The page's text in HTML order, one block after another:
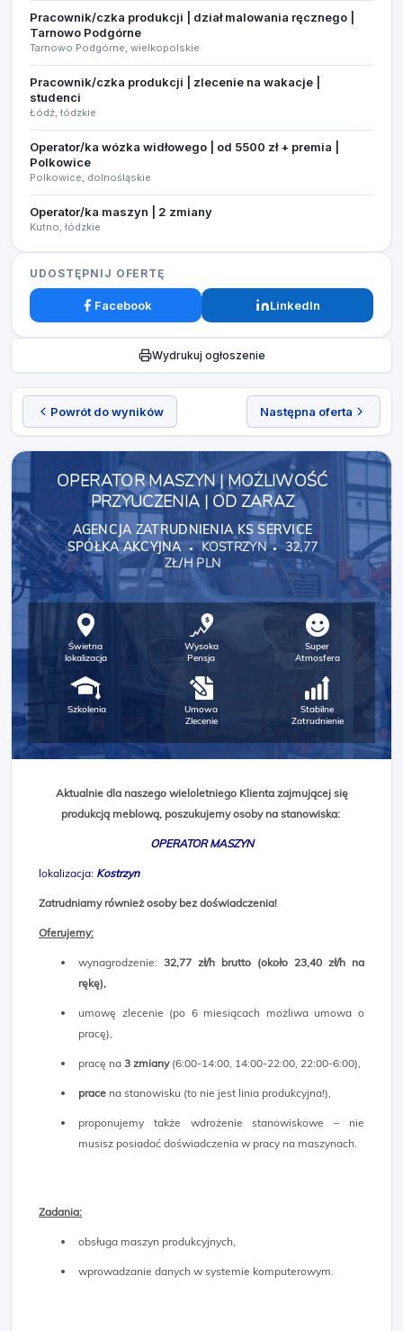
Powrót do wyników Następna oferta
OPERATOR MASZYN | MOŻLIWOŚĆ
PRZYUCZENIA | OD ZARAZ
AGENCJA ZATRUDNIENIA KS SERVICE
SPÓŁKA AKCYJNA
KOSTRZYN
32,77
ZŁ/H PLN
Świetna
lokalizacja
Wysoka
Pensja
Super
Atmosfera
Szkolenia
Umowa
Zlecenie
Stabilne
Zatrudnienie
Aktualnie dla naszego wieloletniego Klienta zajmującej się
produkcją meblową, poszukujemy osoby na stanowiska:
OPERATOR MASZYN
lokalizacja: Kostrzyn
Zatrudniamy również osoby bez doświadczenia!
Oferujemy:
wynagrodzenie: 32,77 zł/h brutto (około 23,40 zł/h na
rękę),
umowę zlecenie (po 6 miesiącach możliwa umowa o
pracę),
pracę na 3 zmiany(6:00-14:00, 14:00-22:00, 22:00-6:00),
prace na stanowisku (to nie jest linia produkcyjna!),
proponujemy także wdrożenie stanowiskowe – nie
musisz posiadać doświadczenia w pracy na maszynach.
Zadania:
obsługa maszyn produkcyjnych,
wprowadzanie danych w systemie komputerowym.
Pracownik/czka produkcji | dział malowania ręcznego |
Tarnowo Podgórne
Tarnowo Podgórne, wielkopolskie
Pracownik/czka produkcji | zlecenie na wakacje |
studenci
Łódź, łódzkie
Operator/ka wózka widłowego | od 5500 zł + premia |
Polkowice
Polkowice, dolnośląskie
Operator/ka maszyn | 2 zmiany
Kutno, łódzkie
UDOSTĘPNIJ OFERTĘ
Facebook LinkedIn
Wydrukuj ogłoszenie